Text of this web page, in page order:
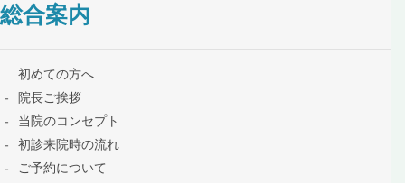
総合案内
初めての方へ
院長ご挨拶
当院のコンセプト
初診来院時の流れ
ご予約について